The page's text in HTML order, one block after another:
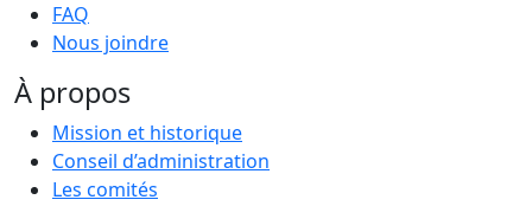
FAQ
Nous joindre
À propos
Mission et historique
Conseil d’administration
Les comités